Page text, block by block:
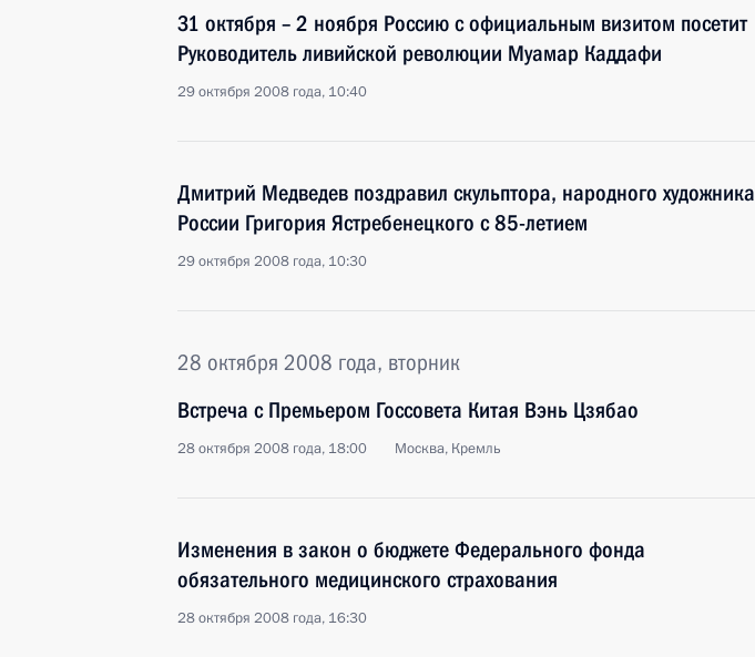
31 октября – 2 ноября Россию с официальным визитом посетит
Руководитель ливийской революции Муамар Каддафи
29 октября 2008 года, 10:40
Дмитрий Медведев поздравил скульптора, народного художника
России Григория Ястребенецкого с 85-летием
29 октября 2008 года, 10:30
28 октября 2008 года, вторник
Встреча с Премьером Госсовета Китая Вэнь Цзябао
28 октября 2008 года, 18:00 Москва, Кремль
Изменения в закон о бюджете Федерального фонда
обязательного медицинского страхования
28 октября 2008 года, 16:30